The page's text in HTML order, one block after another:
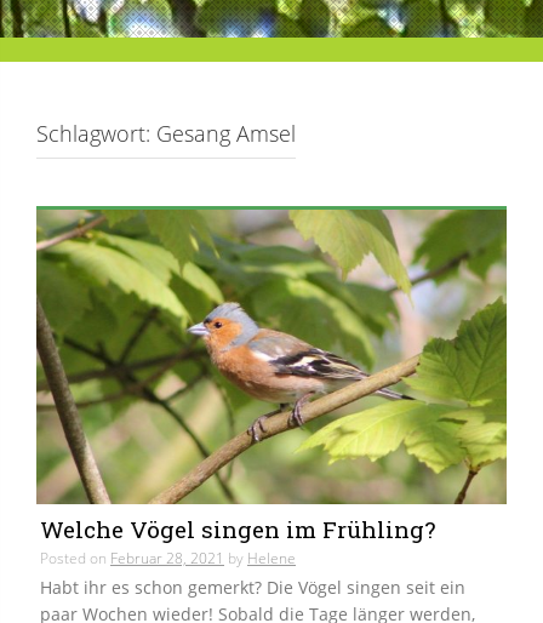
Schlagwort: Gesang Amsel
Welche Vögel singen im Frühling?
Posted on Februar 28, 2021 by Helene
Habt ihr es schon gemerkt? Die Vögel singen seit ein
paar Wochen wieder! Sobald die Tage länger werden,